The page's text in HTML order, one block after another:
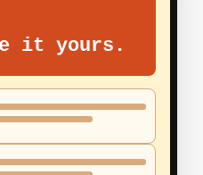
it yours.